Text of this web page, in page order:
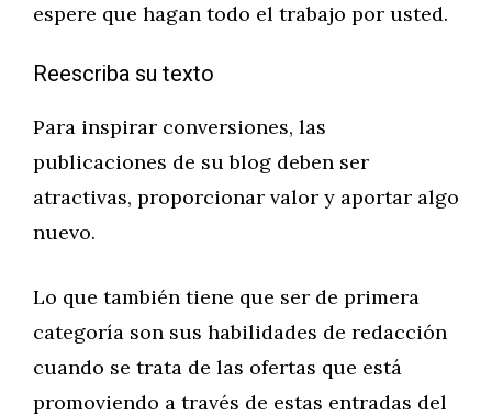
espere que hagan todo el trabajo por usted.
Reescriba su texto
Para inspirar conversiones, las
publicaciones de su blog deben ser
atractivas, proporcionar valor y aportar algo
nuevo.
Lo que también tiene que ser de primera
categoría son sus habilidades de redacción
cuando se trata de las ofertas que está
promoviendo a través de estas entradas del